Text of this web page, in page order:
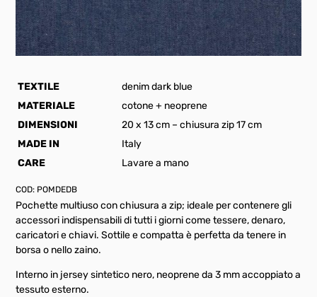
TEXTILE
denim dark blue
MATERIALE
cotone + neoprene
DIMENSIONI
20 x 13 cm – chiusura zip 17 cm
MADE IN
Italy
CARE
Lavare a mano
COD: POMDEDB
Pochette multiuso con chiusura a zip; ideale per contenere gli
accessori indispensabili di tutti i giorni come tessere, denaro,
caricatori e chiavi. Sottile e compatta è perfetta da tenere in
borsa o nello zaino.
Interno in jersey sintetico nero, neoprene da 3 mm accoppiato a
tessuto esterno.